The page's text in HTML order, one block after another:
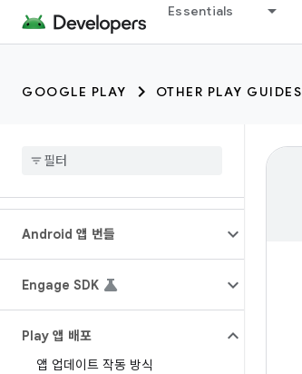
Essentials
GOOGLE PLAY OTHER PLAY GUIDES
Android 앱 번들
Engage SDK
Play 앱 배포
앱 업데이트 작동 방식